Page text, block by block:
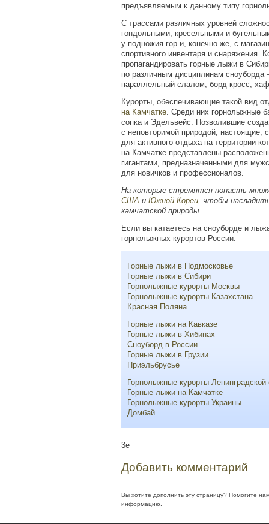
предъявляемым к данному типу
С трассами различных уровней
гондольными, кресельными и
у подножия гор и, конечно же, с
спортивного инвентаря и снаряжения.
пропагандировать горные лыжи в
по различным дисциплинам сноуборда
параллельный слалом, борд-кросс,
Курорты, обеспечивающие такой вид
на Камчатке. Среди них горнолыжные
сопка и Эдельвейс. Позволившие
с неповторимой природой, настоящие,
для активного отдыха на территории
на Камчатке представлены
гигантами, предназначенными для
для новичков и профессионалов.
На которые стремятся попасть
США и Южной Кореи, чтобы
камчатской природы.
Если вы катаетесь на сноуборде и
горнолыжных курортов России:
Горные лыжи в Подмосковье
Горные лыжи в Сибири
Горнолыжные курорты Москвы
Горнолыжные курорты Казахстана
Красная Поляна
Горные лыжи на Кавказе
Горные лыжи в Хибинах
Сноуборд в России
Горные лыжи в Грузии
Приэльбрусье
Горнолыжные курорты Ленинградской
Горные лыжи на Камчатке
Горнолыжные курорты Украины
Домбай
3e
Добавить комментарий
Вы хотите дополнить эту страницу? Помогите
информацию.